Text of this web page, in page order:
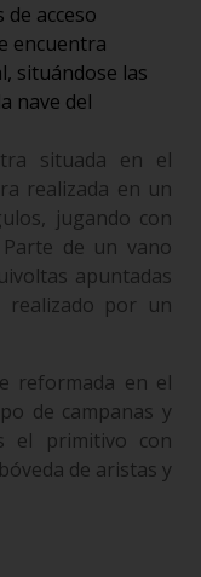
acceso
encuentra
situándose las
nave del
situada en el
realizada en un
jugando con
de un vano
apuntadas
realizado por un
reformada en el
de campanas y
el primitivo con
de aristas y